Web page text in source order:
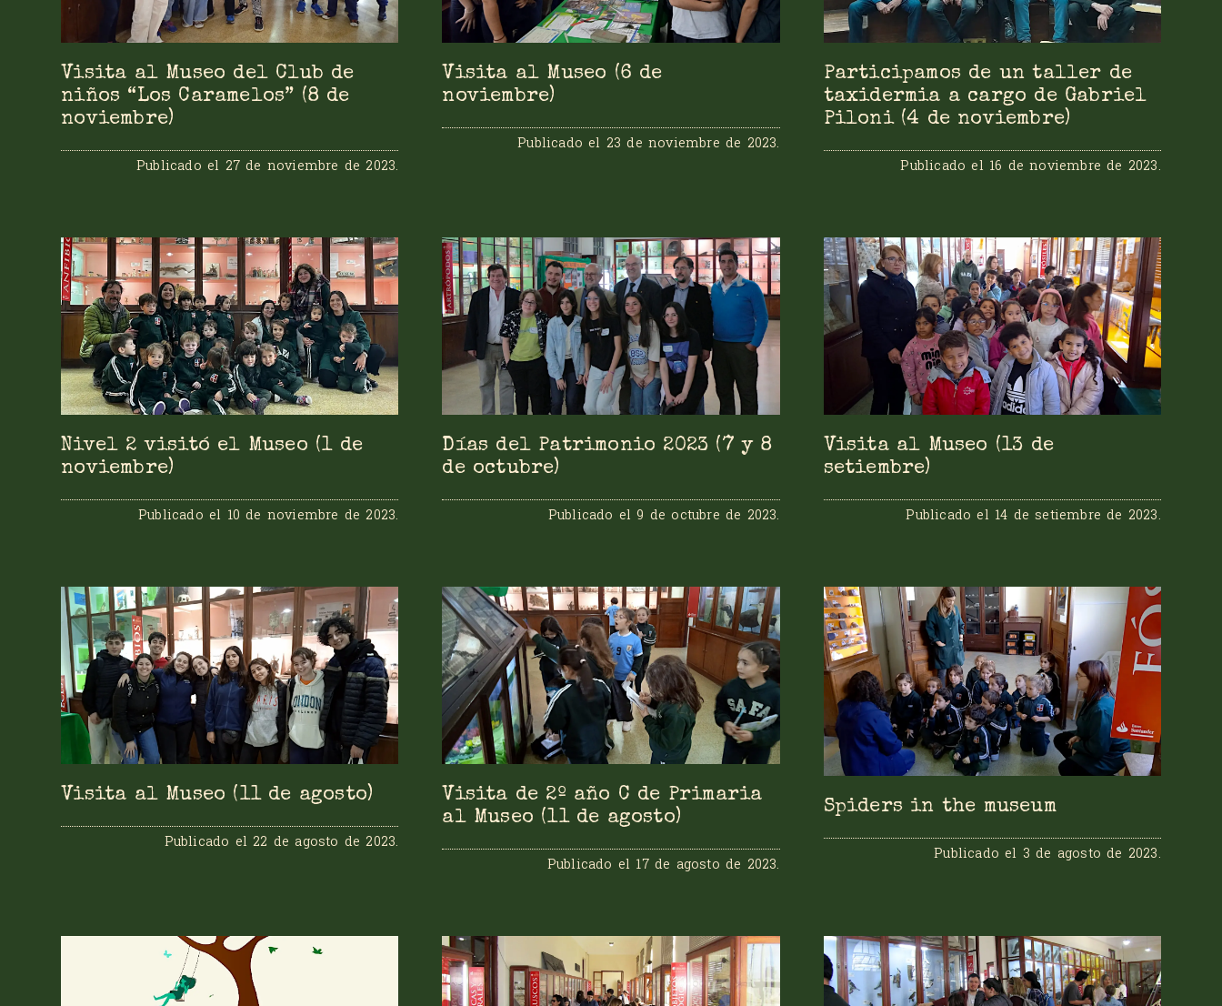
Visita al Museo del Club de
niños “Los Caramelos” (8 de
noviembre)
Publicado el 27 de noviembre de 2023.
Visita al Museo (6 de
noviembre)
Publicado el 23 de noviembre de 2023.
Participamos de un taller de
taxidermia a cargo de Gabriel
Piloni (4 de noviembre)
Publicado el 16 de noviembre de 2023.
Nivel 2 visitó el Museo (1 de
noviembre)
Publicado el 10 de noviembre de 2023.
Días del Patrimonio 2023 (7 y 8
de octubre)
Publicado el 9 de octubre de 2023.
Visita al Museo (13 de
setiembre)
Publicado el 14 de setiembre de 2023.
Visita al Museo (11 de agosto)
Publicado el22 de agosto de 2023.
Visita de 2º año C de Primaria
al Museo (11 de agosto)
Publicado el 17 de agosto de 2023.
Spiders in the museum
Publicado el 3 de agosto de 2023.